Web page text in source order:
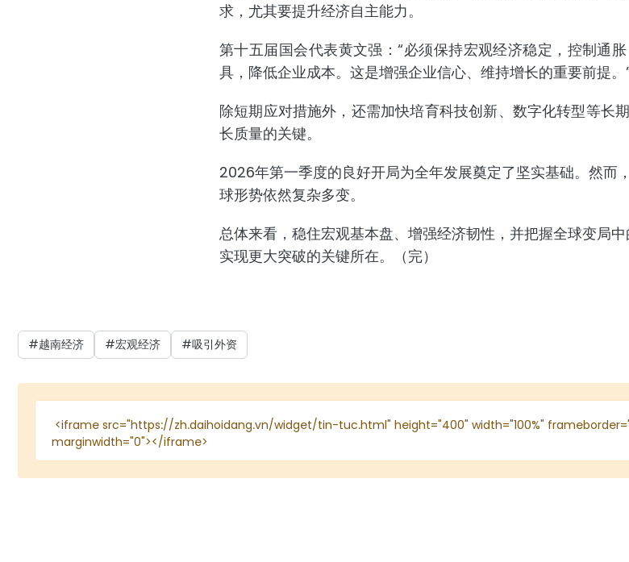
求，尤其要提升经济自主能力。
第十五届国会代表黄文强：“必须保持宏观经济稳定，控制通
具，降低企业成本。这是增强企业信心、维持增长的重要前提。
除短期应对措施外，还需加快培育科技创新、数字化转型等长
长质量的关键。
2026年第一季度的良好开局为全年发展奠定了坚实基础。然而
球形势依然复杂多变。
总体来看，稳住宏观基本盘、增强经济韧性，并把握全球变局
实现更大突破的关键所在。（完）
#越南经济 #宏观经济 #吸引外资